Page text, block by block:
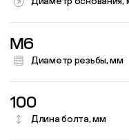
M6
Диаметр резьбы, мм
100
Длина болта, мм